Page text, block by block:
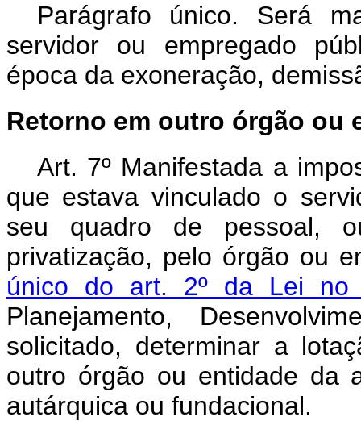
Parágrafo único. Será
servidor ou empregado
época da exoneração,
Retorno em outro órgão ou
Art. 7º Manifestada a
que estava vinculado o
seu quadro de pessoal,
privatização, pelo órgão ou
único do art. 2º da Lei
Planejamento,
solicitado, determinar a
outro órgão ou entidade da
autárquica ou fundacional.